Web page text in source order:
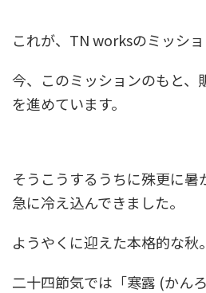
これが、TN worksのミッショ
今、このミッションのもと、
を進めています。
そうこうするうちに殊更に暑
急に冷え込んできました。
ようやくに迎えた本格的な秋。
二十四節気では「寒露 (かん